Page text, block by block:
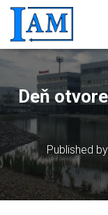
Deň
Published by